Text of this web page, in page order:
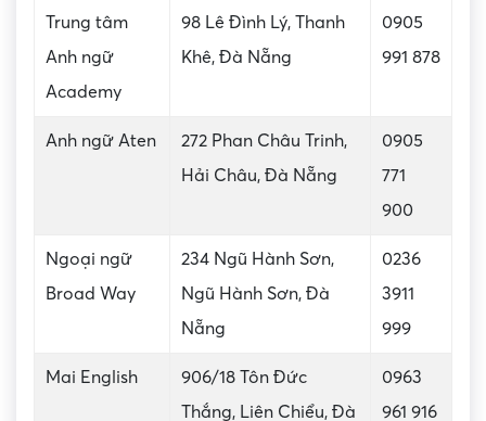
Trung tâm
Anh ngữ
Academy
98 Lê Đình Lý, Thanh
Khê, Đà Nẵng
0905
991 878
Anh ngữ Aten
272 Phan Châu Trinh,
Hải Châu, Đà Nẵng
0905
771
900
Ngoại ngữ
Broad Way
234 Ngũ Hành Sơn,
Ngũ Hành Sơn, Đà
Nẵng
0236
3911
999
Mai English
906/18 Tôn Đức
Thắng, Liên Chiểu, Đà
0963
961 916